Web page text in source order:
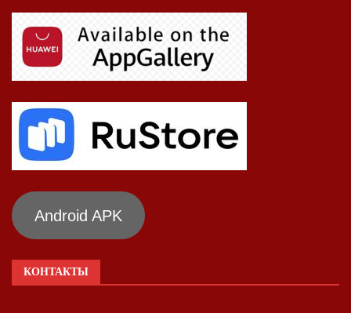
Android APK
КОНТАКТЫ